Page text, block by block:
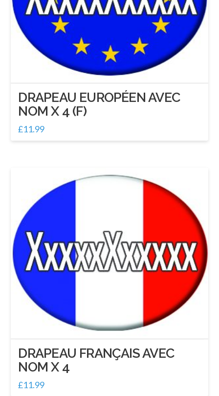
DRAPEAU EUROPÉEN AVEC
NOM X 4 (F)
£11.99
DRAPEAU FRANÇAIS AVEC
NOM X 4
£11.99